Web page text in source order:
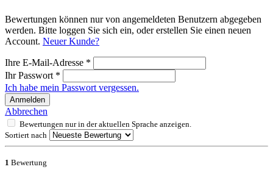
Bewertungen können nur von angemeldeten Benutzern abgegeben
werden. Bitte loggen Sie sich ein, oder erstellen Sie einen neuen
Account. Neuer Kunde?
Ihre E-Mail-Adresse *
Ihr Passwort *
Ich habe mein Passwort vergessen.
Anmelden
Abbrechen
Bewertungen nur in der aktuellen Sprache anzeigen.
Sortiert nach
1 Bewertung